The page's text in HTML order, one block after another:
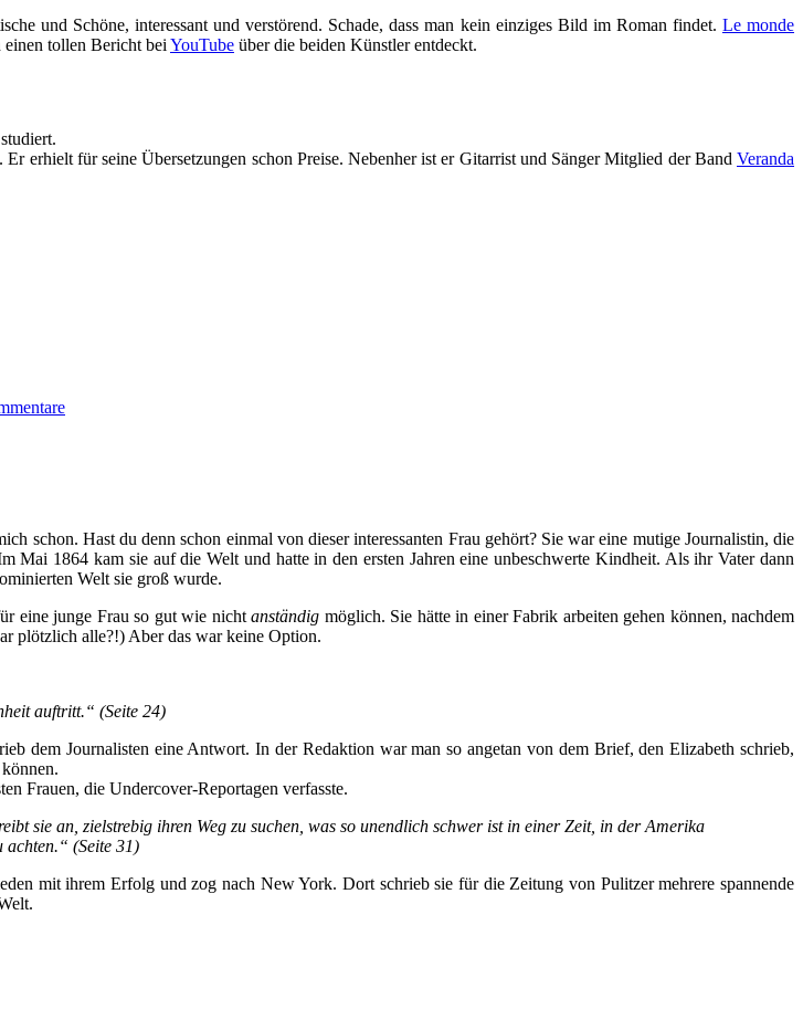
und Schöne, interessant und verstörend. Schade, dass man kein einziges Bild im Roman findet. Le monde
einen tollen Bericht beiYouTube über die beiden Künstler entdeckt.
erhielt für seine Übersetzungen schon Preise. Nebenher ist er Gitarrist und Sänger Mitglied der Band Veranda
Hast du denn schon einmal von dieser interessanten Frau gehört? Sie war eine mutige Journalistin, die
Mai 1864 kam sie auf die Welt und hatte in den ersten Jahren eine unbeschwerte Kindheit. Als ihr Vater dann
Welt sie groß wurde.
eine junge Frau so gut wie nicht anständig möglich. Sie hätte in einer Fabrik arbeiten gehen können, nachdem
plötzlich alle?!) Aber das war keine Option.
auftritt.“ (Seite 24)
dem Journalisten eine Antwort. In der Redaktion war man so angetan von dem Brief, den Elizabeth schrieb,
Frauen, die Undercover-Reportagen verfasste.
sie an, zielstrebig ihren Weg zu suchen, was so unendlich schwer ist in einer Zeit, in der Amerika
achten.“ (Seite 31)
mit ihrem Erfolg und zog nach New York. Dort schrieb sie für die Zeitung von Pulitzer mehrere spannende